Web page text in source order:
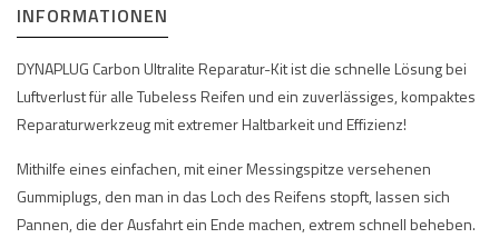
INFORMATIONEN
DYNAPLUG Carbon Ultralite Reparatur-Kit ist die schnelle Lösung bei
Luftverlust für alle Tubeless Reifen und ein zuverlässiges, kompaktes
Reparaturwerkzeug mit extremer Haltbarkeit und Effizienz!
Mithilfe eines einfachen, mit einer Messingspitze versehenen
Gummiplugs, den man in das Loch des Reifens stopft, lassen sich
Pannen, die der Ausfahrt ein Ende machen, extrem schnell beheben.